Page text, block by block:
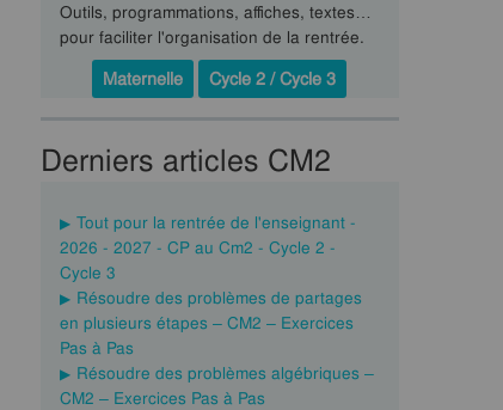
Outils, programmations, affiches, textes…
pour faciliter l'organisation de la rentrée.
Maternelle
Cycle 2 / Cycle 3
Derniers articles CM2
Tout pour la rentrée de l'enseignant -
2026 - 2027 - CP au Cm2 - Cycle 2 -
Cycle 3
Résoudre des problèmes de partages
en plusieurs étapes – CM2 – Exercices
Pas à Pas
Résoudre des problèmes algébriques –
CM2 – Exercices Pas à Pas